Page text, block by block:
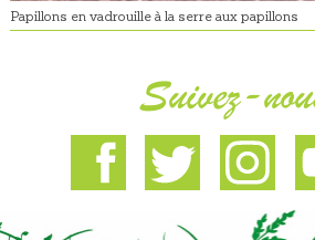
Papillons en vadrouille à la serre aux papillons
Suivez-